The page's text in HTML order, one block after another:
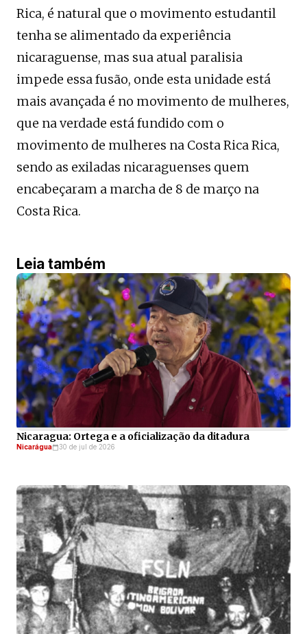
Rica, é natural que o movimento estudantil
tenha se alimentado da experiência
nicaraguense, mas sua atual paralisia
impede essa fusão, onde esta unidade está
mais avançada é no movimento de mulheres,
que na verdade está fundido com o
movimento de mulheres na Costa Rica Rica,
sendo as exiladas nicaraguenses quem
encabeçaram a marcha de 8 de março na
Costa Rica.
Leia também
Nicaragua: Ortega e a oficialização da ditadura
Nicarágua 30 de jul de 2026